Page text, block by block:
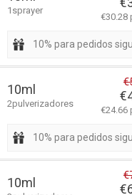
1sprayer
€30.28
10% para pedidos
10ml
2pulverizadores
€24.66
10% para pedidos
10ml